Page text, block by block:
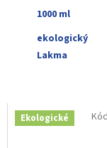
1000 ml
ekologický
Lakma
Ekologické